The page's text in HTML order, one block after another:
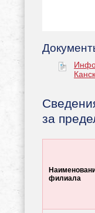
за
филиала